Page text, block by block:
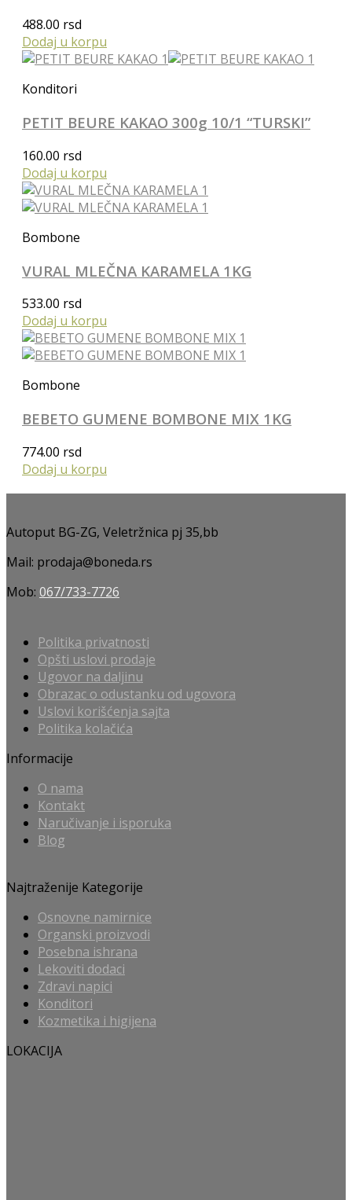
488.00 rsd
Dodaj u korpu
Konditori
PETIT BEURE KAKAO 300g 10/1 “TURSKI”
160.00 rsd
Dodaj u korpu
Bombone
VURAL MLEČNA KARAMELA 1KG
533.00 rsd
Dodaj u korpu
Bombone
BEBETO GUMENE BOMBONE MIX 1KG
774.00 rsd
Dodaj u korpu
Autoput BG-ZG, Veletržnica pj 35,bb
Mail: prodaja@boneda.rs
Mob: 067/733-7726
Politika privatnosti
Opšti uslovi prodaje
Ugovor na daljinu
Obrazac o odustanku od ugovora
Uslovi korišćenja sajta
Politika kolačića
Informacije
O nama
Kontakt
Naručivanje i isporuka
Blog
Najtraženije Kategorije
Osnovne namirnice
Organski proizvodi
Posebna ishrana
Lekoviti dodaci
Zdravi napici
Konditori
Kozmetika i higijena
LOKACIJA